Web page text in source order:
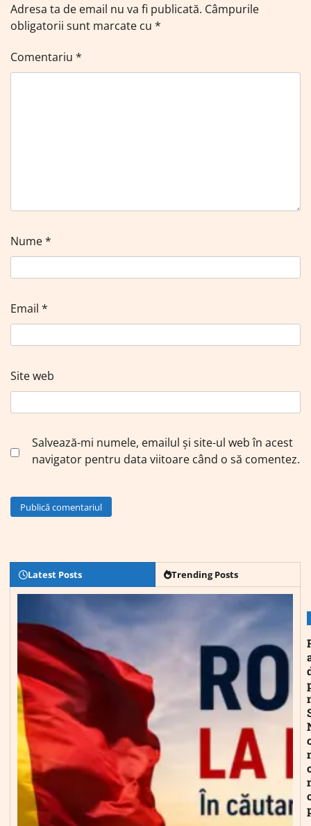
Adresa ta de email nu va fi publicată. Câmpurile
obligatorii sunt marcate cu *
Comentariu *
Nume*
Email *
Site web
Salvează-mi numele, emailul și site-ul web în acest
navigator pentru data viitoare când o să comentez.
Latest Posts Trending Posts